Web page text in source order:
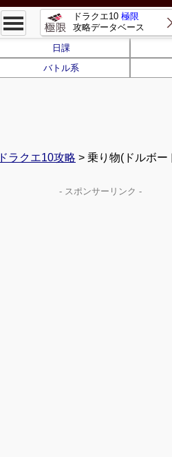
ドラクエ10 極限
攻略データベース
日課
バトル系
ドラクエ10攻略 > 乗り物(ドルボー
- スポンサーリンク -